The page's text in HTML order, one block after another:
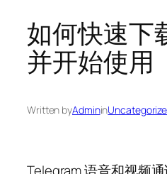
如何快速下
并开始使用
Written byAdminin